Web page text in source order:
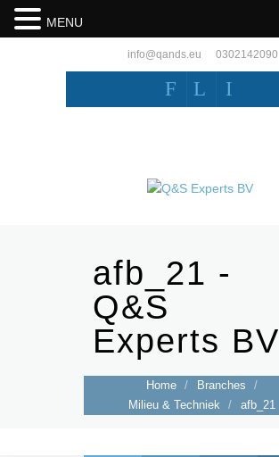
info@qands.eu 0302142090
F L I
afb_21 -
Q&S
Experts BV
Home / Branches
/
Milieu & Techniek / afb_21
MENU